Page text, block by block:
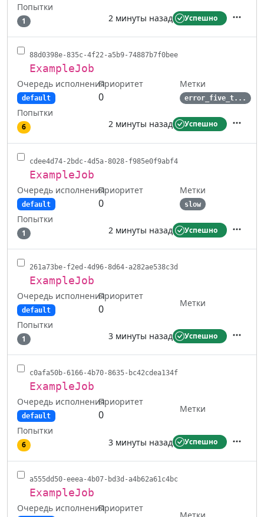
Попытки
1 2 минуты назад Успешно
88d0398e-835c-4f22-a5b9-74887b7f0bee
ExampleJob
Очередь исполнения
default
Приоритет
0
Метки
error_five_t...
Попытки
6 2 минуты назад Успешно
cdee4d74-2bdc-4d5a-8028-f985e0f9abf4
ExampleJob
Очередь исполнения
default
Приоритет
0
Метки
slow
Попытки
1 2 минуты назад Успешно
261a73be-f2ed-4d96-8d64-a282ae538c3d
ExampleJob
Очередь исполнения
default
Приоритет
0
Метки
Попытки
1 3 минуты назад Успешно
c0afa50b-6166-4b70-8635-bc42cdea134f
ExampleJob
Очередь исполнения
default
Приоритет
0
Метки
Попытки
6 3 минуты назад Успешно
a555dd50-eeea-4b07-bd3d-a4b62a61c4bc
ExampleJob
Очередь исполненияПриоритет